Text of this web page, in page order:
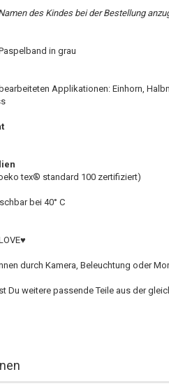
des Kindes bei der Bestellung
in grau
Applikationen: Einhorn,
tex® standard 100 zertifiziert)
bei 40° C
durch Kamera, Beleuchtung oder
Du weitere passende Teile aus der